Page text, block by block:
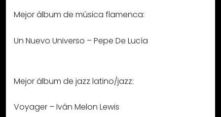
Mejor álbum de música flamenca:
Un Nuevo Universo – Pepe De Lucía
Mejor álbum de jazz latino/jazz:
Voyager – Iván Melon Lewis